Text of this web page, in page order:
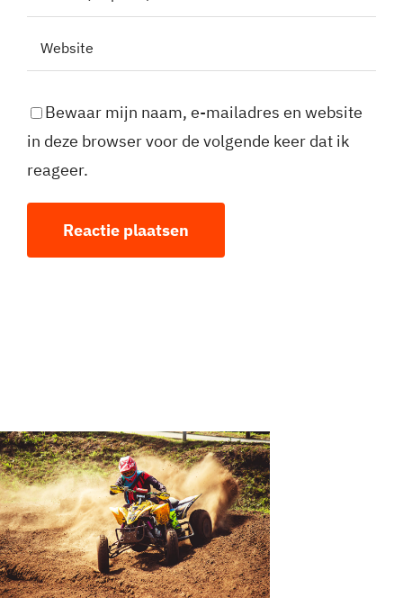
Bewaar mijn naam, e-mailadres en website
in deze browser voor de volgende keer dat ik
reageer.